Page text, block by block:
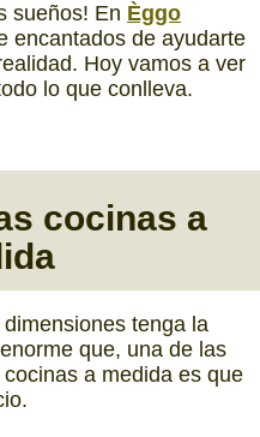
sueños! En Èggo
encantados de ayudarte
Hoy vamos a ver
lo que conlleva.
cocinas a
tenga la
que, una de las
a medida es que